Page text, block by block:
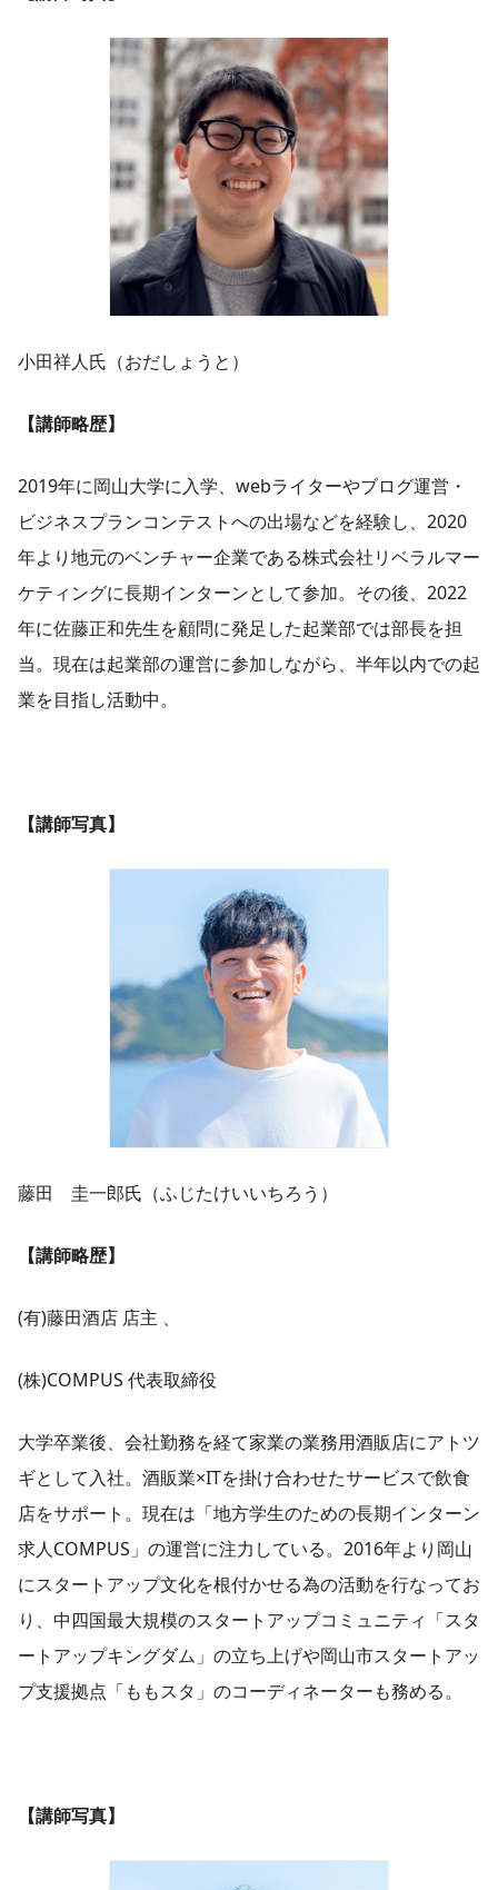
小田祥人氏（おだしょうと）
【講師略歴】
2019年に岡山大学に入学、webライターやブログ運営・
ビジネスプランコンテストへの出場などを経験し、2020
年より地元のベンチャー企業である株式会社リベラルマー
ケティングに長期インターンとして参加。その後、2022
年に佐藤正和先生を顧問に発足した起業部では部長を担
当。現在は起業部の運営に参加しながら、半年以内での起
業を目指し活動中。
【講師写真】
藤田 圭一郎氏（ふじたけいいちろう）
【講師略歴】
(有)藤田酒店 店主 、
(株)COMPUS 代表取締役
大学卒業後、会社勤務を経て家業の業務用酒販店にアトツ
ギとして入社。酒販業×ITを掛け合わせたサービスで飲食
店をサポート。現在は「地方学生のための長期インターン
求人COMPUS」の運営に注力している。2016年より岡山
にスタートアップ文化を根付かせる為の活動を行なってお
り、中四国最大規模のスタートアップコミュニティ「スタ
ートアップキングダム」の立ち上げや岡山市スタートアッ
プ支援拠点「ももスタ」のコーディネーターも務める。
【講師写真】